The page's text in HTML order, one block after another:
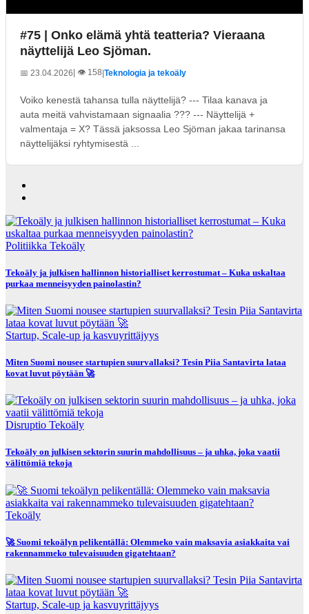
#75 | Onko elämä yhtä teatteria? Vieraana
näyttelijä Leo Sjöman.
📅 23.04.2026| 👁️ 158 Teknologia ja tekoäly
Voiko kenestä tahansa tulla näyttelijä? --- Tilaa kanava ja
auta meitä vahvistamaan signaalia ??? --- Näyttelijä +
valmentaja = X? Tässä jaksossa Leo Sjöman jakaa tarinansa
näyttelijäksi ryhtymisestä ...
Politiikka Tekoäly
Tekoäly ja julkisen hallinnon historialliset kerrostumat – Kuka uskaltaa
purkaa menneisyyden painolastin?
Startup, Scale-up ja kasvuyrittäjyys
Miten Suomi nousee startupien suurvallaksi? Tesin Piia Santavirta lataa
kovat luvut pöytään 🚀
Disruptio Tekoäly
Tekoäly on julkisen sektorin suurin mahdollisuus – ja uhka, joka vaatii
välittömiä tekoja
Tekoäly
🚀 Suomi tekoälyn pelikentällä: Olemmeko vain maksavia asiakkaita vai
rakennammeko tulevaisuuden gigatehtaan?
Startup, Scale-up ja kasvuyrittäjyys